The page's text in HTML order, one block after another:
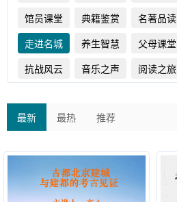
馆员课堂
典籍鉴赏 名著品读
走进名城
养生智慧 父母课堂
抗战风云
音乐之声 阅读之旅
最新 最热 推荐